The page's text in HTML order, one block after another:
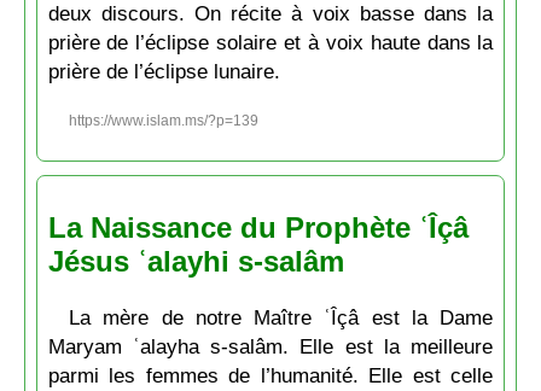
deux discours. On récite à voix basse dans la
prière de l’éclipse solaire et à voix haute dans la
prière de l’éclipse lunaire.
https://www.islam.ms/?p=139
La Naissance du Prophète ʿÎçâ
Jésus ʿalayhi s-salâm
La mère de notre Maître ʿÎçâ est la Dame
Maryam ʿalayha s-salâm. Elle est la meilleure
parmi les femmes de l’humanité. Elle est celle